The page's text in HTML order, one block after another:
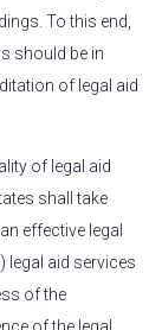
To this end,
should be in
of legal aid
of legal aid
shall take
effective legal
legal aid services
of the